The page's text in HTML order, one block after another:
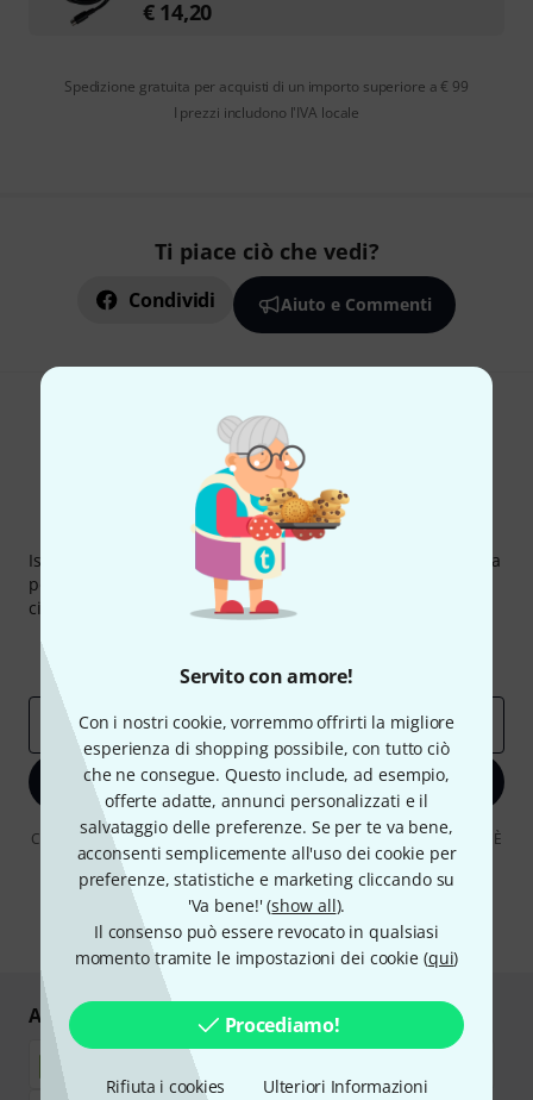
Servito con amore!
Con i nostri cookie, vorremmo offrirti la migliore
esperienza di shopping possibile, con tutto ciò
che ne consegue. Questo include, ad esempio,
offerte adatte, annunci personalizzati e il
salvataggio delle preferenze. Se per te va bene,
acconsenti semplicemente all'uso dei cookie per
preferenze, statistiche e marketing cliccando su
'Va bene!' (show all).
Il consenso può essere revocato in qualsiasi
momento tramite le impostazioni dei cookie (qui)
Procediamo!
Rifiuta i cookies Ulteriori Informazioni
€ 14,20
Spedizione gratuita per acquisti di un importo superiore a € 99
I prezzi includono l'IVA locale
Ti piace ciò che vedi?
Condividi Aiuto e Commenti
Thomann Newsletter
Iscriviti alla newsletter di Thomann, e con un po' di fortuna
potrai vincere uno dei 50 buoni del valore di 50 euro
ciascuno!
Approfondimenti Thomann
Indirizzo e-mail *
Iscriviti ora
Cliccando su "Iscriviti ora", lei accetta di ricevere pubblicità via e-mail. È
possibile annullare l'iscrizione in qualsiasi momento. Può trovare
ulteriori informazioni sulla newsletter nelle nostre linee guida per la
protezione dei dati
data protection guideline
* Richiesto
Acquisti e pagamenti sicuri